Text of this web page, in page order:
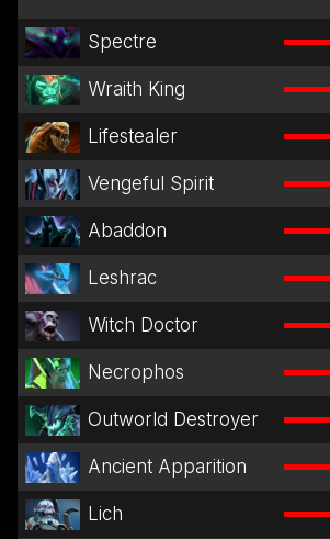
Spectre
Wraith King
Lifestealer
Vengeful Spirit
Abaddon
Leshrac
Witch Doctor
Necrophos
Outworld Destroyer
Ancient Apparition
Lich